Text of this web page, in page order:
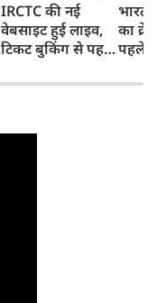
IRCTC की नई
वेबसाइट हुई लाइव,
टिकट बुकिंग से पहले
काम, जानें पूरा
भारत
का
पहले
और